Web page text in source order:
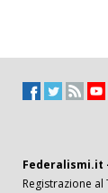
Federalismi.it
Registrazione